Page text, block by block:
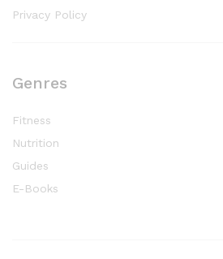
Privacy Policy
Genres
Fitness
Nutrition
Guides
E-Books